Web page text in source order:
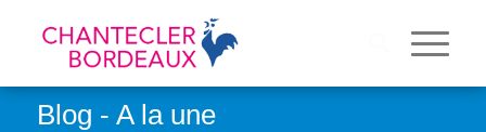
Blog - A la une